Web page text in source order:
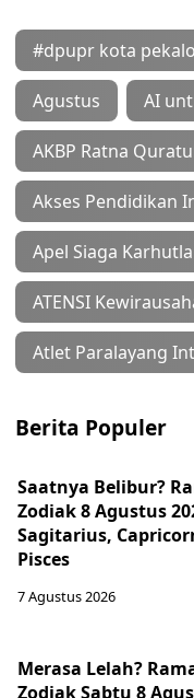
#dpupr kota
Agustus AI
AKBP Ratna
Akses Pendidikan
Apel Siaga
ATENSI
Atlet Paralayang
Berita Populer
Saatnya Belibur?
Zodiak 8 Agustus
Sagitarius,
Pisces
7 Agustus 2026
Merasa Lelah?
Zodiak Sabtu 8